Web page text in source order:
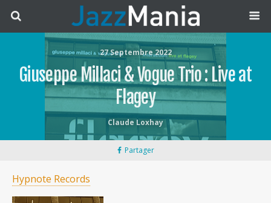
27 Septembre 2022
Giuseppe Millaci & Vogue Trio : Live at
Flagey
Claude Loxhay
Partager
Hypnote Records